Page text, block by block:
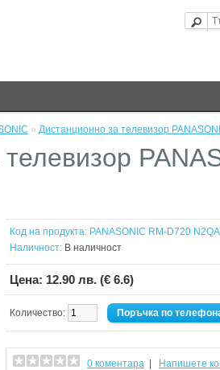
» Дистанционно за телевизор
Код на продукта: PANASONIC RM-D720
Наличност: В наличност
Цена: 12.90 лв. (€ 6.6)
Количество: Поръчка по
0 коментара Напишете